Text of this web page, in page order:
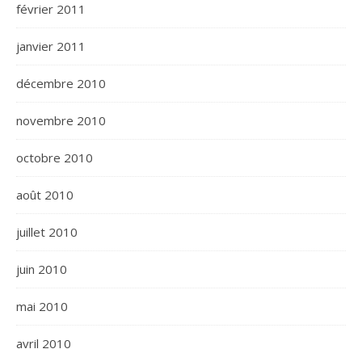
février 2011
janvier 2011
décembre 2010
novembre 2010
octobre 2010
août 2010
juillet 2010
juin 2010
mai 2010
avril 2010